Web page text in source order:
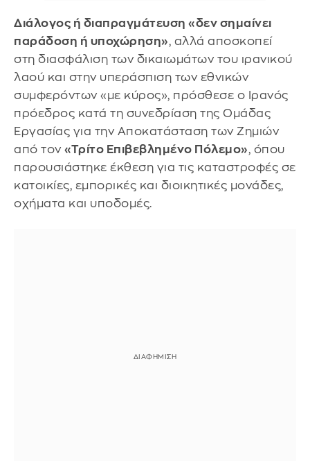
Διάλογος ή διαπραγμάτευση «δεν σημαίνει
παράδοση ή υποχώρηση», αλλά αποσκοπεί
στη διασφάλιση των δικαιωμάτων του ιρανικού
λαού και στην υπεράσπιση των εθνικών
συμφερόντων «με κύρος», πρόσθεσε ο Ιρανός
πρόεδρος κατά τη συνεδρίαση της Ομάδας
Εργασίας για την Αποκατάσταση των Ζημιών
από τον «Τρίτο Επιβεβλημένο Πόλεμο», όπου
παρουσιάστηκε έκθεση για τις καταστροφές σε
κατοικίες, εμπορικές και διοικητικές μονάδες,
οχήματα και υποδομές.